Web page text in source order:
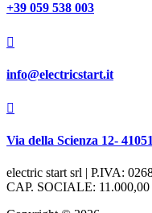
+39 059 538 003

info@electricstart.it

Via della Scienza 12-
electric start srl | P.IVA:
CAP. SOCIALE: